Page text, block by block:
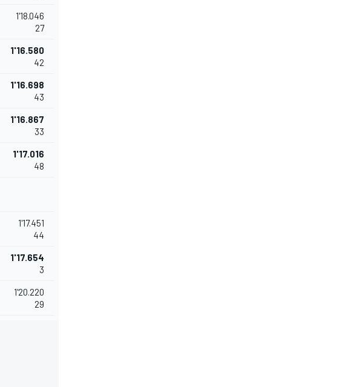
1'18.046
27
1'16.580
42
1'16.698
43
1'16.867
33
1'17.016
48
1'17.451
44
1'17.654
3
1'20.220
29